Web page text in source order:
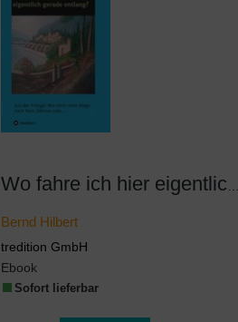
Bernd Hilbert
tredition GmbH
Ebook
Sofort lieferbar